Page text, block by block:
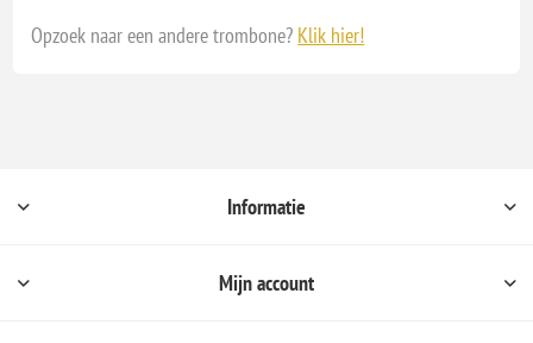
Opzoek naar een andere trombone? Klik hier!
Informatie
Mijn account